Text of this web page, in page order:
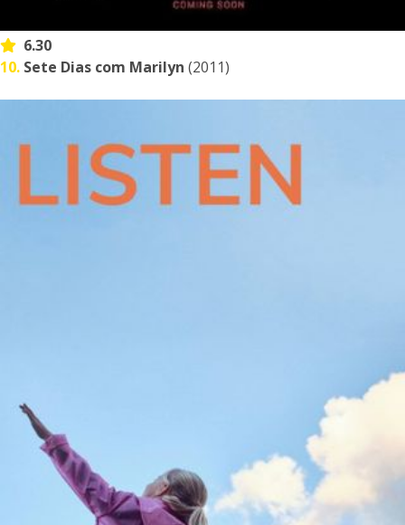
6.30
10. Sete Dias com Marilyn (2011)